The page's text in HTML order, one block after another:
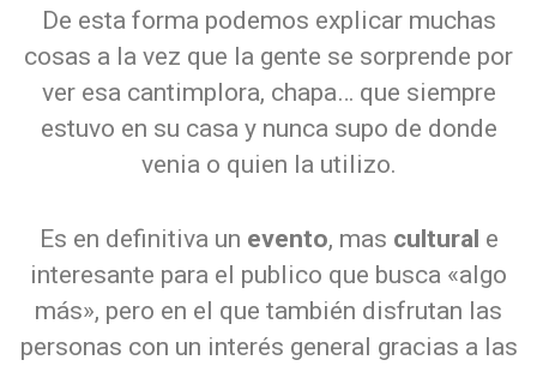
De esta forma podemos explicar muchas
cosas a la vez que la gente se sorprende por
ver esa cantimplora, chapa… que siempre
estuvo en su casa y nunca supo de donde
venia o quien la utilizo.
Es en definitiva un evento, mas cultural e
interesante para el publico que busca «algo
más», pero en el que también disfrutan las
personas con un interés general gracias a las